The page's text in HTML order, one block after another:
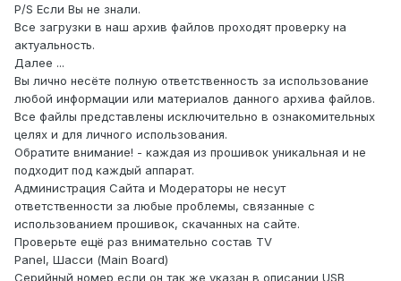
P/S Если Вы не знали.
Все загрузки в наш архив файлов проходят проверку на
актуальность.
Далее ...
Вы лично несёте полную ответственность за использование
любой информации или материалов данного архива файлов.
Все файлы представлены исключительно в ознакомительных
целях и для личного использования.
Обратите внимание! - каждая из прошивок уникальная и не
подходит под каждый аппарат.
Администрация Сайта и Модераторы не несут
ответственности за любые проблемы, связанные с
использованием прошивок, скачанных на сайте.
Проверьте ещё раз внимательно состав TV
Panel, Шасси (Main Board)
Серийный номер если он так же указан в описании USB